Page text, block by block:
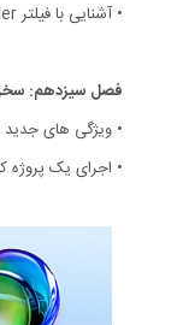
• آشنایی با فیلتر Render و قرار دادن منبع نور برای تصاویر
فصل سیزدهم: سخن
• ویژگی های جدید Photoshop CC
• اجرای یک پروژه